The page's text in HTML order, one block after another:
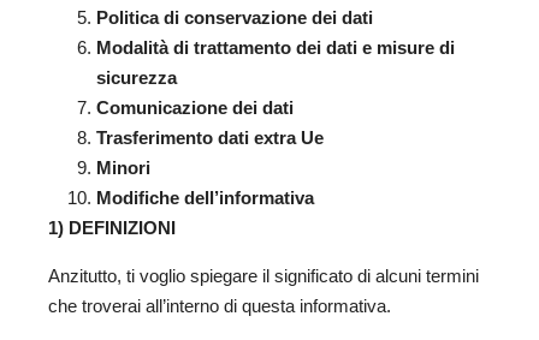
Politica di conservazione dei dati
Modalità di trattamento dei dati e misure di
sicurezza
Comunicazione dei dati
Trasferimento dati extra Ue
Minori
Modifiche dell’informativa
1) DEFINIZIONI
Anzitutto, ti voglio spiegare il significato di alcuni termini
che troverai all’interno di questa informativa.